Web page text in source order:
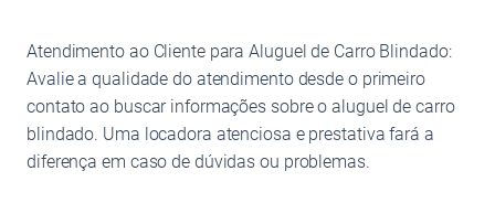
Atendimento ao Cliente para Aluguel de Carro Blindado:
Avalie a qualidade do atendimento desde o primeiro
contato ao buscar informações sobre o aluguel de carro
blindado. Uma locadora atenciosa e prestativa fará a
diferença em caso de dúvidas ou problemas.